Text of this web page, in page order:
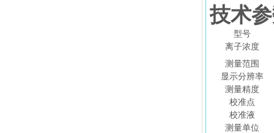
技术
型号
离子浓度
测量范围
显示分辨率
测量精度
校准点
校准液
测量单位